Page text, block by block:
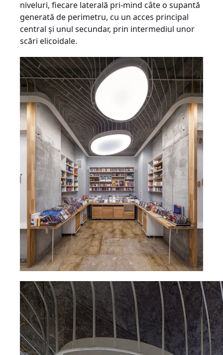
niveluri, fiecare laterală pri-mind câte o supantă
generată de perimetru, cu un acces principal
central şi unul secundar, prin intermediul unor
scări elicoidale.